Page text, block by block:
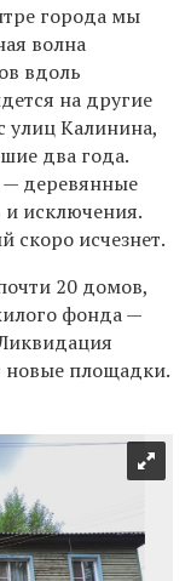
города мы
волна
вдоль
на другие
улиц Калинина,
два года.
— деревянные
и исключения.
скоро исчезнет.
20 домов,
фонда —
новые площадки.